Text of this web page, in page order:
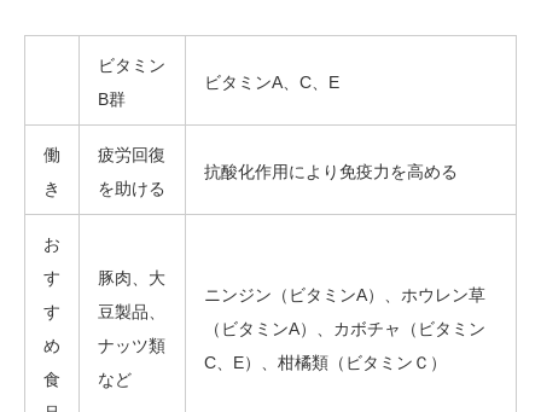
ビタミン
B群
ビタミンA、C、E
働
き
疲労回復
を助ける
抗酸化作用により免疫力を高める
お
す
す
め
食
豚肉、大
豆製品、
ナッツ類
など
ニンジン（ビタミンA）、ホウレン草
（ビタミンA）、カボチャ（ビタミン
C、E）、柑橘類（ビタミンＣ）